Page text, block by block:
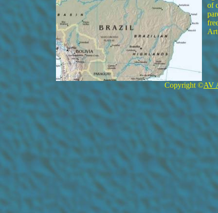
of
Copyright ©AV